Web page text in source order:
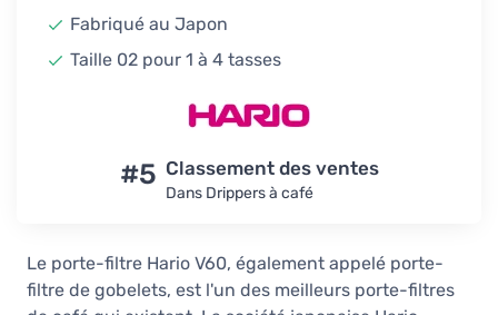
En stock
Hario V60 taille 02 porte-filtre en
céramique, rose
28,90 €
En stock
Hario V60 taille 02 porte-filtre en
céramique, purple heather
Hario V60 taille 02 porte-filtre en
céramique, violet
Fabriqué au Japon
Taille 02 pour 1 à 4 tasses
#5 Classement des ventes
Dans Drippers à café
Le porte-filtre Hario V60, également appelé porte-
filtre de gobelets, est l'un des meilleurs porte-filtres